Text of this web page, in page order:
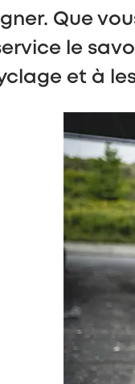
Que
le
et à